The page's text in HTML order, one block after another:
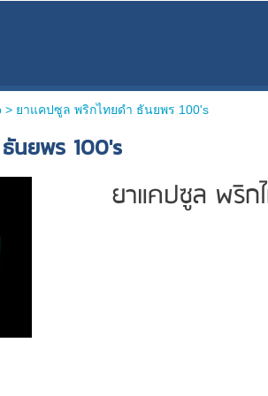
> ยาแคปซูล พริกไทยดำ ธันยพร 100's
นยพร 100's
ยาแคปซูล พริก